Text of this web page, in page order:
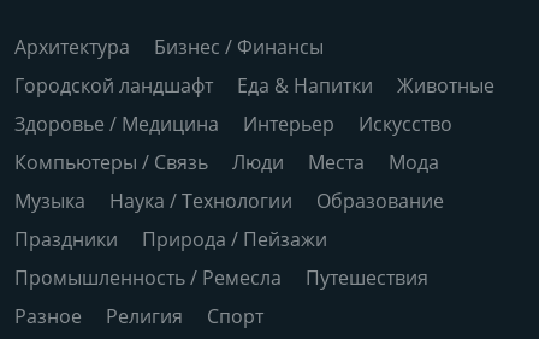
Архитектура
Бизнес / Финансы
Городской ландшафт
Еда & Напитки
Животные
Здоровье / Медицина
Интерьер
Искусство
Компьютеры / Связь
Люди Места
Мода
Музыка
Наука / Технологии
Образование
Праздники
Природа / Пейзажи
Промышленность / Ремесла
Путешествия
Разное
Религия
Спорт